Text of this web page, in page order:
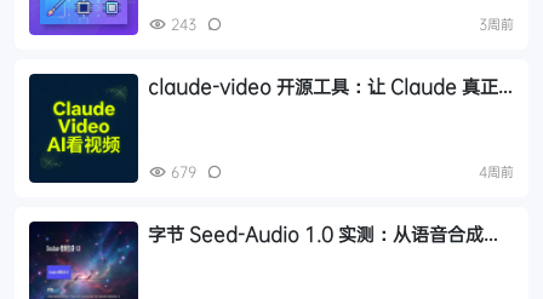
243 3周前
claude-video 开源工具：让 Claude 真正
679 4周前
字节 Seed-Audio 1.0 实测：从语音合成到